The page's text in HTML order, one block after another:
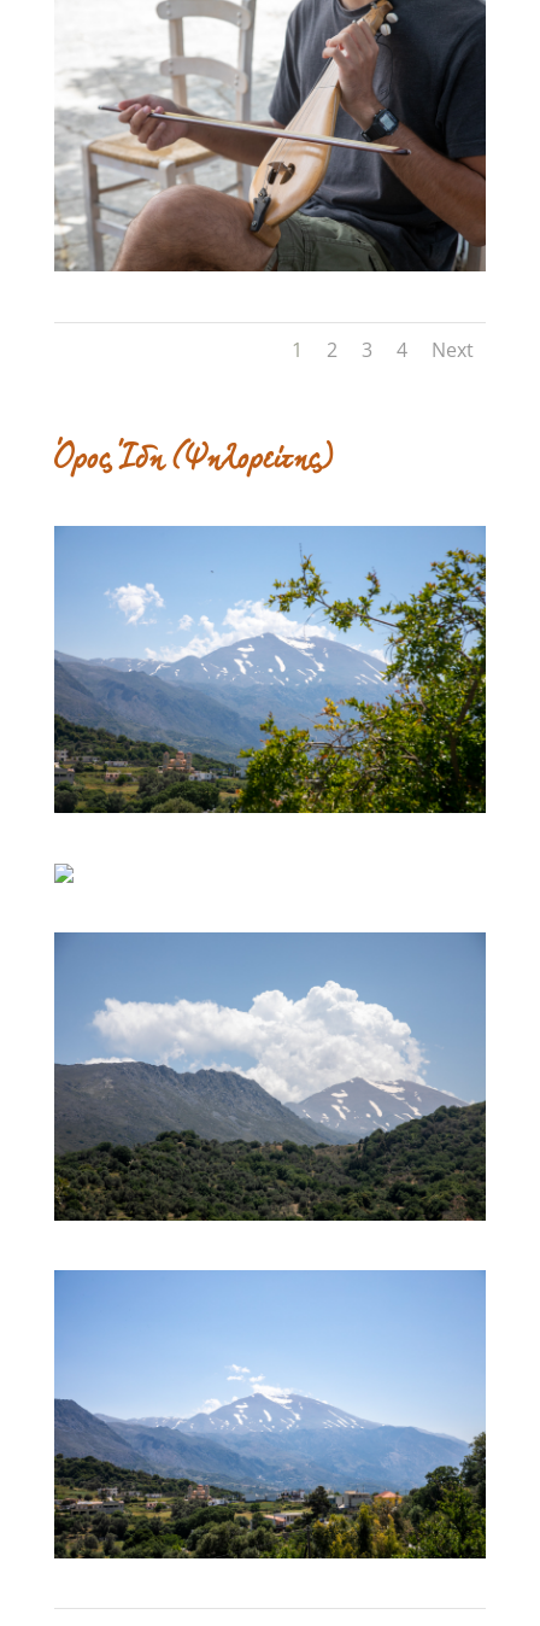
1 2 3 4 Next
Όρος Ίδη (Ψηλορείτης)